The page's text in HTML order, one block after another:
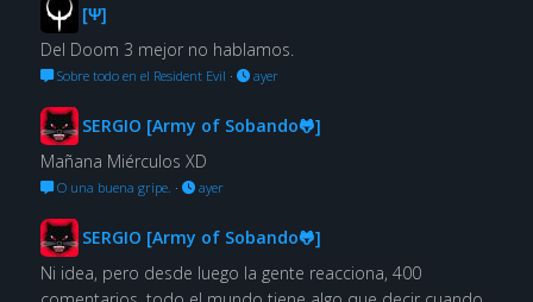
[Ψ]
Del Doom 3 mejor no hablamos.
Sobre todo en el Resident Evil · ayer
SERGIO [Army of Sobando🐸]
Mañana Miérculos XD
O una buena gripe. · ayer
SERGIO [Army of Sobando🐸]
Ni idea, pero desde luego la gente reacciona, 400